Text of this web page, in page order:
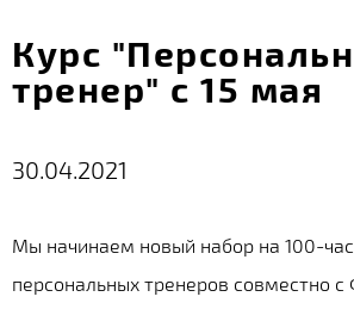
Курс
тренер" с 15 мая
30.04.2021
Мы начинаем новый набор на 100-
персональных тренеров совместно